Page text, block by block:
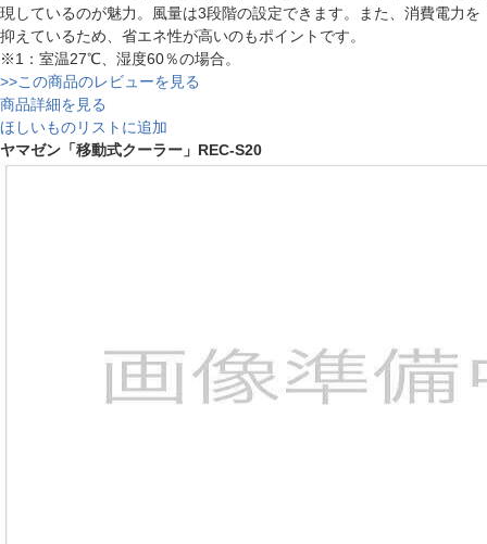
現しているのが魅力。風量は3段階の設定できます。また、消費電力を
抑えているため、省エネ性が高いのもポイントです。
※1：室温27℃、湿度60％の場合。
>>この商品のレビューを見る
商品詳細を見る
ほしいものリストに追加
ヤマゼン「移動式クーラー」REC-S20